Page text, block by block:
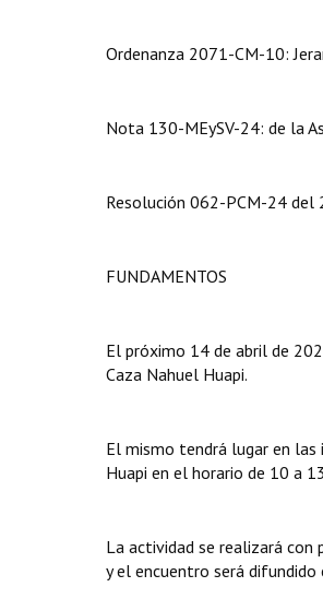
Ordenanza 2071-CM-10:
Nota 130-MEySV-24: de la
Resolución 062-PCM-24 del
FUNDAMENTOS
El próximo 14 de abril de
Caza Nahuel Huapi.
El mismo tendrá lugar en las
Huapi en el horario de 10 a
La actividad se realizará con
y el encuentro será difundido